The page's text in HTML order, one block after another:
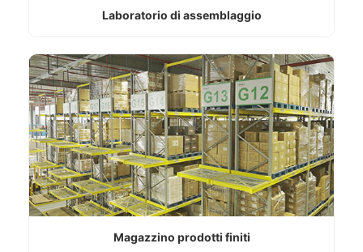
Laboratorio di assemblaggio
Magazzino prodotti finiti